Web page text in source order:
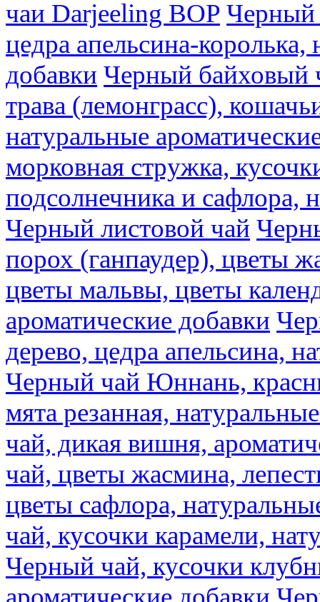
чаи Darjeeling BOP Черный
цедра апельсина-
добавки Черный байховый
трава (лемонграсс),
натуральные
морковная стружка,
подсолнечника и сафлора,
Черный листовой чай
порох (ганпаудер), цветы
цветы мальвы, цветы
ароматические добавки
дерево, цедра апельсина,
Черный чай Юннань,
мята резанная,
чай, дикая вишня,
чай, цветы жасмина,
цветы сафлора,
чай, кусочки карамели,
Черный чай, кусочки